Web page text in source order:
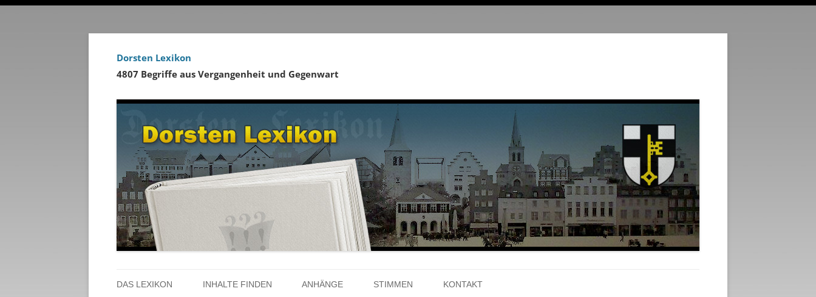
Dorsten Lexikon
4807 Begriffe aus Vergangenheit und Gegenwart
zum
DAS LEXIKON INHALTE FINDEN ANHÄNGE STIMMEN KONTAKT